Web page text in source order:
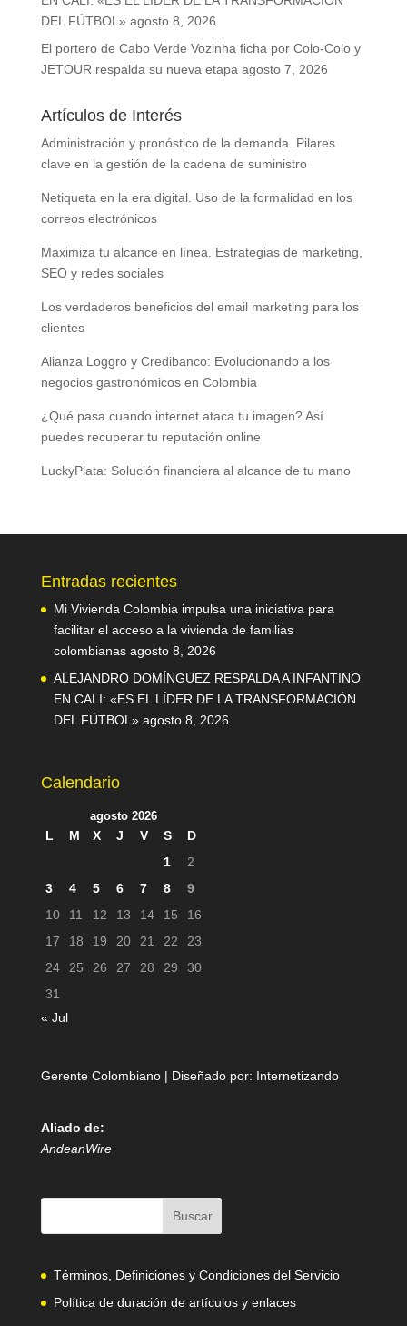
DEL FÚTBOL» agosto 8, 2026
El portero de Cabo Verde Vozinha ficha por Colo-Colo y
JETOUR respalda su nueva etapa agosto 7, 2026
Artículos de Interés
Administración y pronóstico de la demanda. Pilares
clave en la gestión de la cadena de suministro
Netiqueta en la era digital. Uso de la formalidad en los
correos electrónicos
Maximiza tu alcance en línea. Estrategias de marketing,
SEO y redes sociales
Los verdaderos beneficios del email marketing para los
clientes
Alianza Loggro y Credibanco: Evolucionando a los
negocios gastronómicos en Colombia
¿Qué pasa cuando internet ataca tu imagen? Así
puedes recuperar tu reputación online
LuckyPlata: Solución financiera al alcance de tu mano
Entradas recientes
Mi Vivienda Colombia impulsa una iniciativa para
facilitar el acceso a la vivienda de familias
colombianas agosto 8, 2026
ALEJANDRO DOMÍNGUEZ RESPALDA A INFANTINO
EN CALI: «ES EL LÍDER DE LA TRANSFORMACIÓN
DEL FÚTBOL» agosto 8, 2026
Calendario
agosto 2026
L M X J V S
D
1
2
3
4 5 6 7 8
9
10
11 12 13 14 15
16
17
18 19 20 21 22
23
24
25 26 27 28 29
30
31
« Jul
Gerente Colombiano | Diseñado por: Internetizando
Aliado de:
AndeanWire
Términos, Definiciones y Condiciones del Servicio
Política de duración de artículos y enlaces